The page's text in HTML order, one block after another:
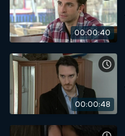
00:00:40
00:00:48